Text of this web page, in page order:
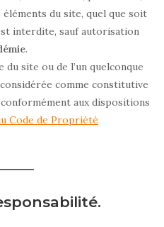
du site, quel que soit
interdite, sauf autorisation
.
site ou de l’un quelconque
comme constitutive
aux dispositions
Code de Propriété